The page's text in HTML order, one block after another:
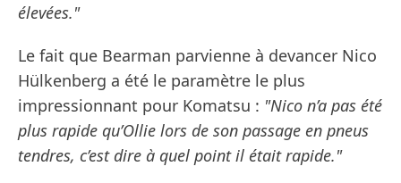
élevées."
Le fait que Bearman parvienne à devancer Nico
Hülkenberg a été le paramètre le plus
impressionnant pour Komatsu : "Nico n’a pas été
plus rapide qu’Ollie lors de son passage en pneus
tendres, c’est dire à quel point il était rapide."